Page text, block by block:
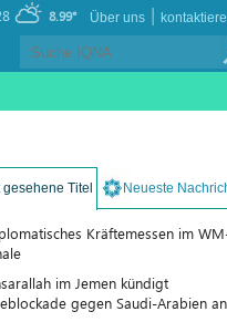
8.99° |
Über uns
Titel Neueste
Kräftemessen im
im Jemen kündigt
gegen Saudi-Arabien an